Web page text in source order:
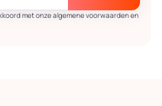
met onze algemene voorwaarden en